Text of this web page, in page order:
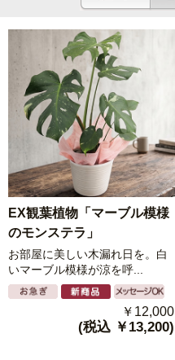
EX観葉植物「マーブル模様
のモンステラ」
お部屋に美しい木漏れ日を。白
いマーブル模様が涼を呼...
￥12,000
(税込 ￥13,200)